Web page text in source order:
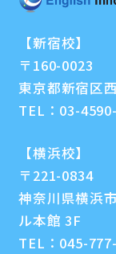
【新宿校】
〒160-0023
東京都新宿区
TEL： 03-
【横浜校】
〒221-0834
神奈川県横浜
ル本館 3F
TEL： 045-